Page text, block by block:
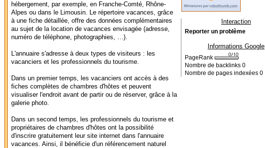
hébergement, par exemple, en Franche-Comté, Rhône-
Alpes ou dans le Limousin. Le répertoire vacances, grâce
à une fiche détaillée, offre des données complémentaires
au sujet de la location de vacances envisagée (adresse,
numéro de téléphone, photographies, …).
L'annuaire s'adresse à deux types de visiteurs : les
vacanciers et les professionnels du tourisme.
Dans un premier temps, les vacanciers ont accès à des
fiches complètes de chambres d'hôtes et peuvent
visualiser l'endroit avant de partir ou de réserver, grâce à la
galerie photo.
Dans un second temps, les professionnels du tourisme et
propriétaires de chambres d'hôtes ont la possibilité
d'inscrire gratuitement leur site internet dans l'annuaire
vacances. Ainsi, il bénéficie d'un référencement naturel
Interaction
Reporter un problème
Informations Google
PageRank
Nombre de backlinks 0
Nombre de pages indexées 0